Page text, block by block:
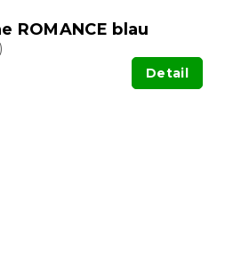
ROMANCE blau
Detail